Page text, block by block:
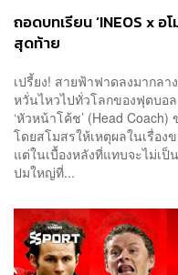
ถอดบทเรียน ‘INEOS x อ
สุดท้าย
เปรี้ยง! สายฟ้าฟาดลงมากล
หวั่นไหวไปทั่วโลกของฟุตบอ
‘หัวหน้าโค้ช’ (Head
โดยสโมสรให้เหตุผลในเรื่อง
แต่ในเบื้องหลังที่แทบจะไม่เป็
ปมใหญ่ที่...